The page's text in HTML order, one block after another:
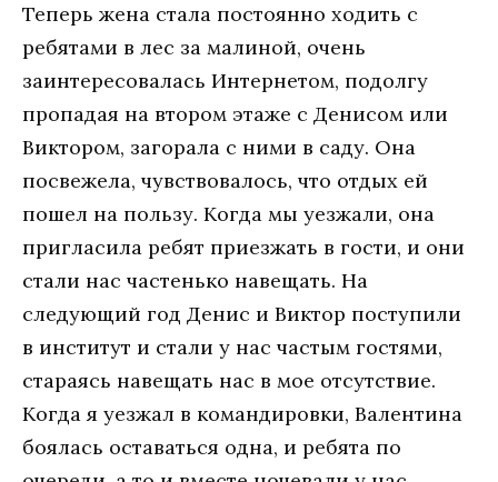
Теперь жена стала постоянно ходить с
ребятами в лес за малиной, очень
заинтересовалась Интернетом, подолгу
пропадая на втором этаже с Денисом или
Виктором, загорала с ними в саду. Она
посвежела, чувствовалось, что отдых ей
пошел на пользу. Когда мы уезжали, она
пригласила ребят приезжать в гости, и они
стали нас частенько навещать. На
следующий год Денис и Виктор поступили
в институт и стали у нас частым гостями,
стараясь навещать нас в мое отсутствие.
Когда я уезжал в командировки, Валентина
боялась оставаться одна, и ребята по